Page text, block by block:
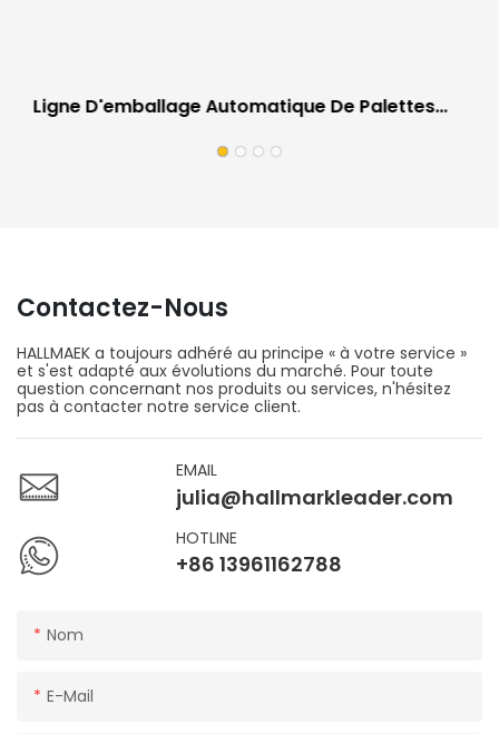
Ligne D'emballage Automatique De Palettes
Travail Sur Site Pour Usines De Revêtements De
Contactez-Nous
HALLMAEK a toujours adhéré au principe « à votre service »
et s'est adapté aux évolutions du marché. Pour toute
question concernant nos produits ou services, n'hésitez
pas à contacter notre service client.
EMAIL
julia@hallmarkleader.com
HOTLINE
+86 13961162788
Nom
E-Mail